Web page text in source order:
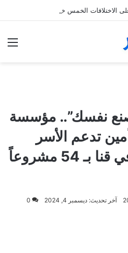
نفسك”.. مؤسسة
تدعم الأسر
الأولى بالرعاية في قنا بـ 54 مشروعاً
آخر تحديث: ديسمبر 4, 2024 0